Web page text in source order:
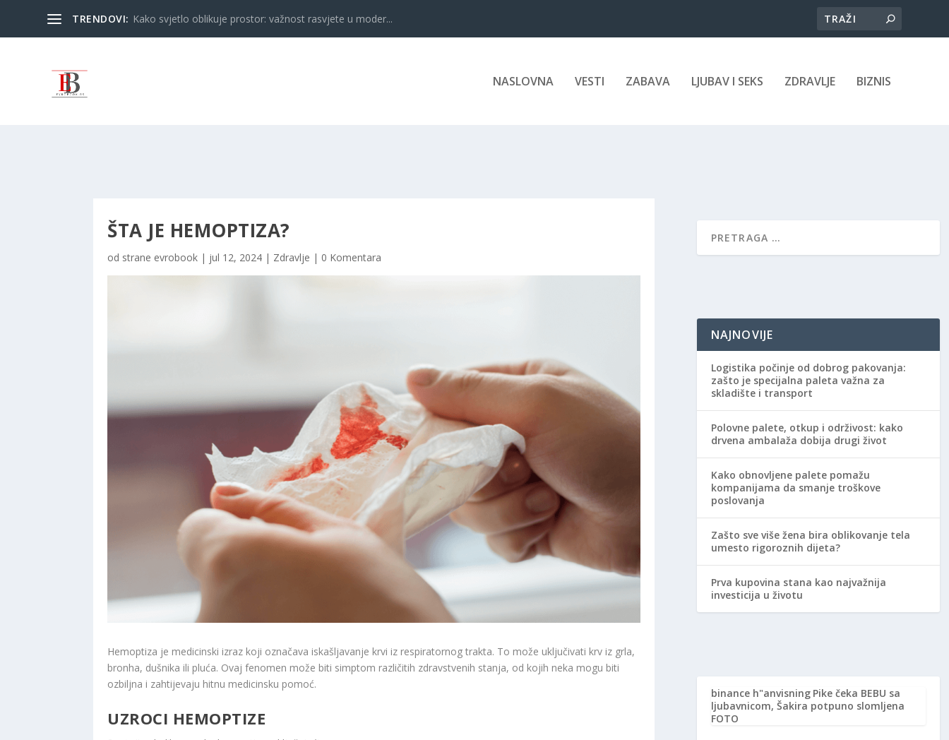
TRENDOVI: Kako svjetlo oblikuje prostor: važnost rasvjete u moder...
NASLOVNA VESTI ZABAVA LJUBAV I SEKS ZDRAVLJE BIZNIS
ŠTA JE HEMOPTIZA?
od strane evrobook | jul 12, 2024 | Zdravlje | 0 Komentara
Hemoptiza je medicinski izraz koji označava iskašljavanje krvi iz respiratornog trakta. To može uključivati ​​krv iz grla,
bronha, dušnika ili pluća. Ovaj fenomen može biti simptom različitih zdravstvenih stanja, od kojih neka mogu biti
ozbiljna i zahtijevaju hitnu medicinsku pomoć.
UZROCI HEMOPTIZE
NAJNOVIJE
Logistika počinje od dobrog pakovanja:
zašto je specijalna paleta važna za
skladište i transport
Polovne palete, otkup i održivost: kako
drvena ambalaža dobija drugi život
Kako obnovljene palete pomažu
kompanijama da smanje troškove
poslovanja
Zašto sve više žena bira oblikovanje tela
umesto rigoroznih dijeta?
Prva kupovina stana kao najvažnija
investicija u životu
binance h"anvisning Pike čeka BEBU sa
ljubavnicom, Šakira potpuno slomljena
FOTO